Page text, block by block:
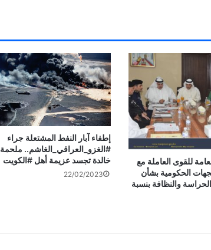
للقوى العاملة مع
الحكومية بشأن
والنظافة بنسبة
إطفاء آبار النفط المشتعلة جراء
#الغزو_العراقي_الغاشم.. ملحمة
خالدة تجسد عزيمة أهل #الكويت
22/02/2023